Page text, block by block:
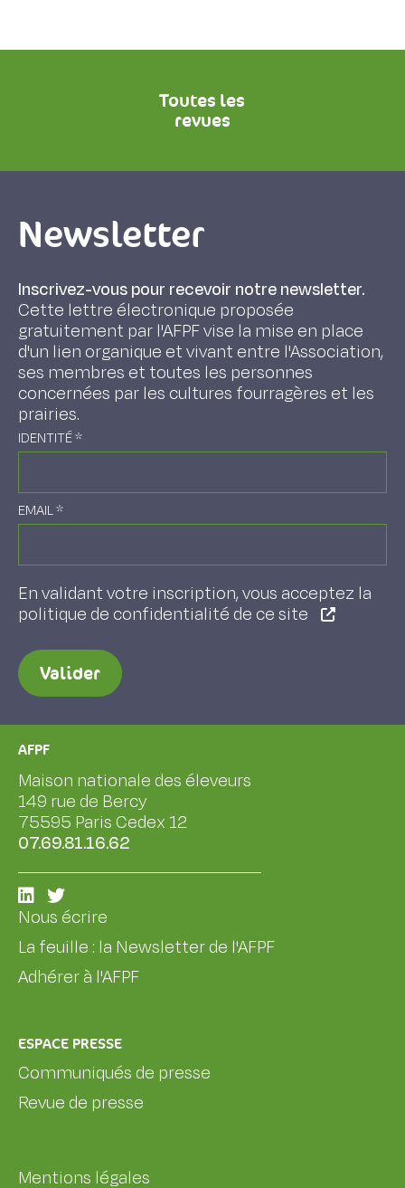
Toutes les
revues
Newsletter
Inscrivez-vous pour recevoir notre newsletter.
Cette lettre électronique proposée
gratuitement par l'AFPF vise la mise en place
d'un lien organique et vivant entre l'Association,
ses membres et toutes les personnes
concernées par les cultures fourragères et les
prairies.
IDENTITÉ*
EMAIL*
En validant votre inscription, vous acceptez la
politique de confidentialité de ce site
Valider
AFPF
Maison nationale des éleveurs
149 rue de Bercy
75595 Paris Cedex 12
07.69.81.16.62
Nous écrire
La feuille : la Newsletter de l'AFPF
Adhérer à l'AFPF
ESPACE PRESSE
Communiqués de presse
Revue de presse
Mentions légales